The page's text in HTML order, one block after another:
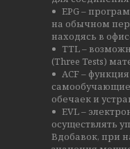
EPG –
на обычном
находясь в
TTL –
(Three Tests)
ACF –
обечаек и
EVL –
осуществлять
Вдобавок, при